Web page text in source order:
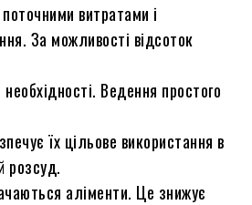
витратами і
За можливості відсоток
Ведення простого
їх цільове використання в
розсуд.
аліменти. Це знижує